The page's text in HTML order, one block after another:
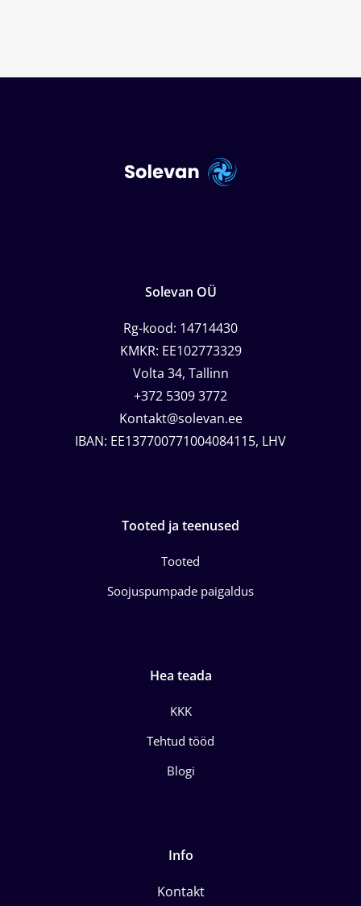
Solevan OÜ
Rg-kood: 14714430
KMKR: EE102773329
Volta 34, Tallinn
+372 5309 3772
Kontakt@solevan.ee
IBAN: EE137700771004084115, LHV
Tooted ja teenused
Tooted
Soojuspumpade paigaldus
Hea teada
KKK
Tehtud tööd
Blogi
Info
Kontakt